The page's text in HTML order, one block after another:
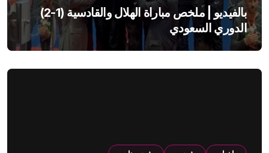
بالفيديو | ملخص مباراة الهلال والقادسية (1-2)
الدوري السعودي